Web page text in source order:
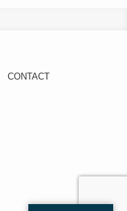
CONTACT